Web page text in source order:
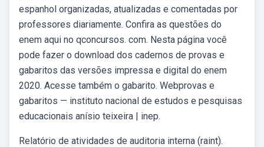
espanhol organizadas, atualizadas e comentadas por
professores diariamente. Confira as questões do
enem aqui no qconcursos. com. Nesta página você
pode fazer o download dos cadernos de provas e
gabaritos das versões impressa e digital do enem
2020. Acesse também o gabarito. Webprovas e
gabaritos — instituto nacional de estudos e pesquisas
educacionais anísio teixeira | inep.
Relatório de atividades de auditoria interna (raint).